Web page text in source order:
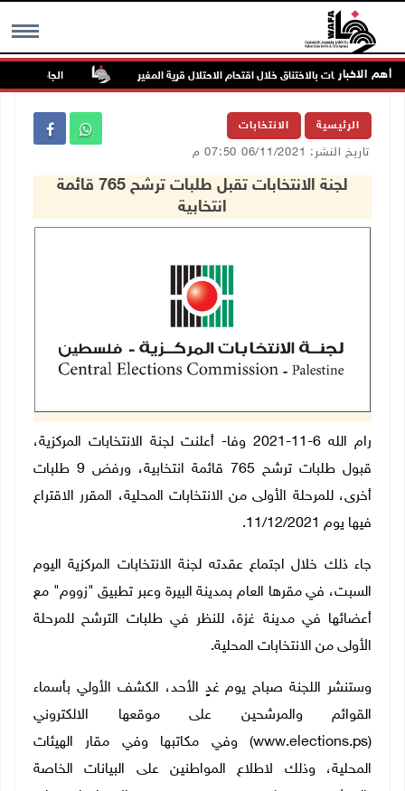
MENU أهم الاخبارإصابات بالاختناق خلال اقتحام الاحتلال قرية المغير الجامعة
الرئيسية الانتخابات
تاريخ النشر: 06/11/2021 07:50 م
لجنة الانتخابات تقبل طلبات ترشح 765 قائمة
انتخابية
رام الله 6-11-2021 وفا- أعلنت لجنة الانتخابات المركزية،
قبول طلبات ترشح 765 قائمة انتخابية، ورفض 9 طلبات
أخرى، للمرحلة الأولى من الانتخابات المحلية، المقرر الاقتراع
فيها يوم 11/12/2021.
جاء ذلك خلال اجتماع عقدته لجنة الانتخابات المركزية اليوم
السبت، في مقرها العام بمدينة البيرة وعبر تطبيق "زووم" مع
أعضائها في مدينة غزة، للنظر في طلبات الترشح للمرحلة
الأولى من الانتخابات المحلية.
وستنشر اللجنة صباح يوم غدٍ الأحد، الكشف الأولي بأسماء
القوائم والمرشحين على موقعها الالكتروني
(www.elections.ps) وفي مكاتبها وفي مقار الهيئات
المحلية، وذلك لاطلاع المواطنين على البيانات الخاصة